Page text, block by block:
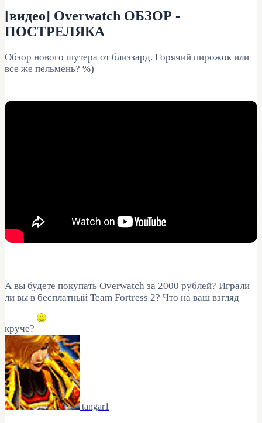
[видео] Overwatch ОБЗОР -
ПОСТРЕЛЯКА
Обзор нового шутера от близзард. Горячий пирожок или
все же пельмень? %)
А вы будете покупать Overwatch за 2000 рублей? Играли
ли вы в бесплатный Team Fortress 2? Что на ваш взгляд
круче?
tangar1